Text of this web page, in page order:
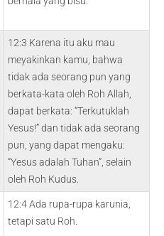
12:3 Karena itu aku mau
meyakinkan kamu, bahwa
tidak ada seorang pun yang
berkata-kata oleh Roh Allah,
dapat berkata: “Terkutuklah
Yesus!” dan tidak ada seorang
pun, yang dapat mengaku:
“Yesus adalah Tuhan”, selain
oleh Roh Kudus.
12:4 Ada rupa-rupa karunia,
tetapi satu Roh.